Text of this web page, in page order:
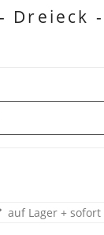
Dreieck
auf Lager +